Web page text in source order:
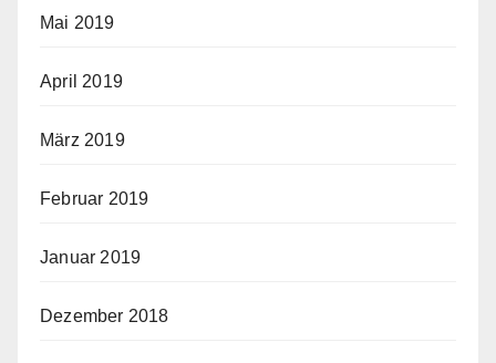
Mai 2019
April 2019
März 2019
Februar 2019
Januar 2019
Dezember 2018